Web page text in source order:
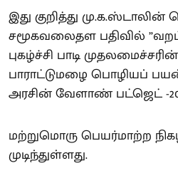
இது குறித்து
சமூகவலைதள பதிவில்
புகழ்ச்சி பாடி
பாராட்டுமழை பொழியப்
அரசின் வேளாண் பட்ஜெட் -
மற்றுமொரு பெயர்மாற்ற
முடிந்துள்ளது.